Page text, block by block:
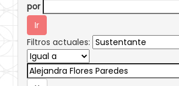
por
Filtros actuales: